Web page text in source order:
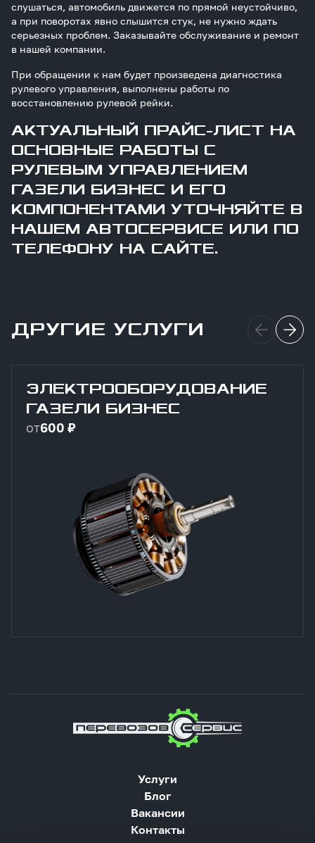
слушаться, автомобиль движется по прямой неустойчиво,
а при поворотах явно слышится стук, не нужно ждать
серьезных проблем. Заказывайте обслуживание и ремонт
в нашей компании.
При обращении к нам будет произведена диагностика
рулевого управления, выполнены работы по
восстановлению рулевой рейки.
АКТУАЛЬНЫЙ ПРАЙС-ЛИСТ НА
ОСНОВНЫЕ РАБОТЫ С
РУЛЕВЫМ УПРАВЛЕНИЕМ
ГАЗЕЛИ БИЗНЕС И ЕГО
КОМПОНЕНТАМИ УТОЧНЯЙТЕ В
НАШЕМ АВТОСЕРВИСЕ ИЛИ ПО
ТЕЛЕФОНУ НА САЙТЕ.
ДРУГИЕ УСЛУГИ
ЭЛЕКТРООБОРУДОВАНИЕ
ГАЗЕЛИ БИЗНЕС
от600 ₽
Услуги
Блог
Вакансии
Контакты